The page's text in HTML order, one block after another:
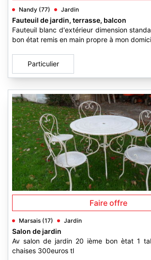
Nandy (77) Jardin
Fauteuil de jardin, terrasse, balcon
Fauteuil blanc d'extérieur dimension
bon état remis en main propre à mon
Particulier
Faire offre
Marsais (17) Jardin
Salon de jardin
Av salon de jardin 20 ième bon ètat 1
chaises 300euros tl